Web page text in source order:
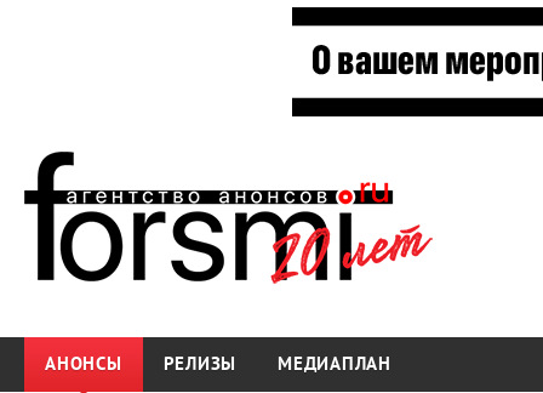
АНОНСЫ РЕЛИЗЫ МЕДИАПЛАН